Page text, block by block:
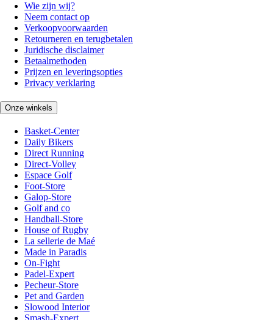
Wie zijn wij?
Neem contact op
Verkoopvoorwaarden
Retourneren en terugbetalen
Juridische disclaimer
Betaalmethoden
Prijzen en leveringsopties
Privacy verklaring
Onze winkels
Basket-Center
Daily Bikers
Direct Running
Direct-Volley
Espace Golf
Foot-Store
Galop-Store
Golf and co
Handball-Store
House of Rugby
La sellerie de Maé
Made in Paradis
On-Fight
Padel-Expert
Pecheur-Store
Pet and Garden
Slowood Interior
Smash-Expert